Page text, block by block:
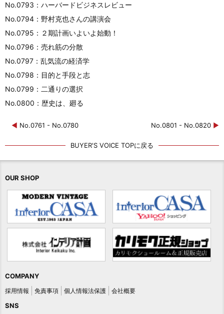
No.0793：ハーバードビジネスレビュー
No.0794：野村克也さんの講演会
No.0795：２期計画いよいよ始動！
No.0796：売れ筋の分散
No.0797：乱気流の経済学
No.0798：目的と手段と志
No.0799：二通りの選択
No.0800：歴史は、廻る
◀ No.0761 - No.0780 No.0801 - No.0820 ▶
BUYER'S VOICE TOPに戻る
OUR SHOP
COMPANY
採用情報 免責事項 個人情報法保護 会社概要
SNS